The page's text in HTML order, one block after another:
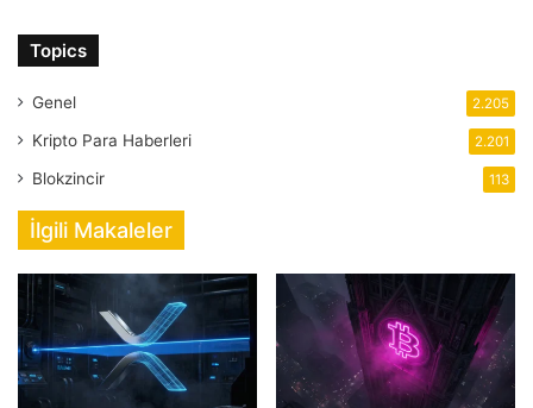
Topics
Genel 2.205
Kripto Para Haberleri 2.201
Blokzincir 113
İlgili Makaleler